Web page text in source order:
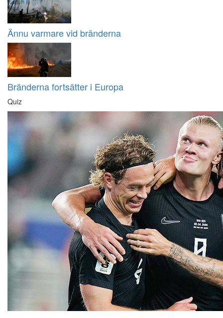
Ännu varmare vid bränderna
Bränderna fortsätter i Europa
Quiz